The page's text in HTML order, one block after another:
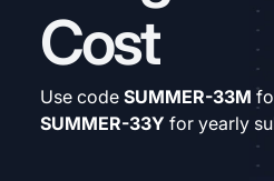
Cost
Use code SUMMER-33M
SUMMER-33Y for yearly